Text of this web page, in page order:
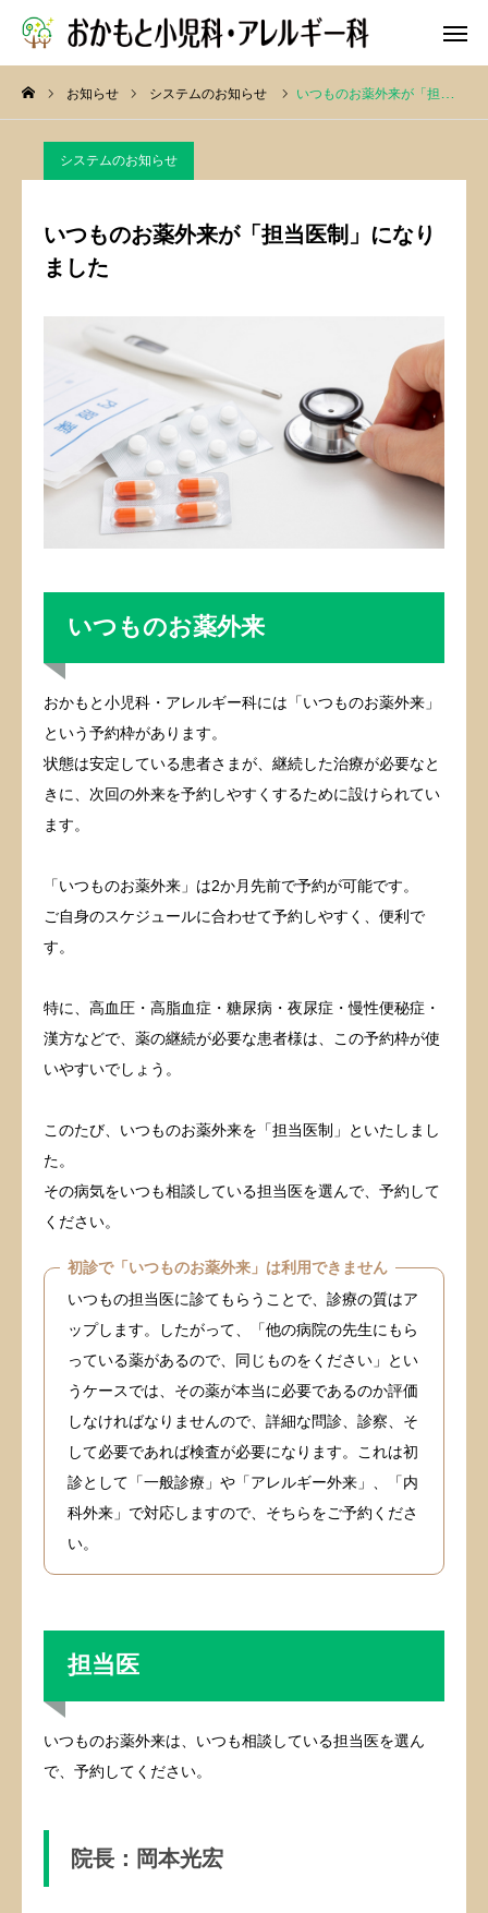
お知らせ システムのお知らせ いつものお薬外来が「担当医制」になりました
システムのお知らせ
いつものお薬外来が「担当医制」になり
ました
いつものお薬外来
おかもと小児科・アレルギー科には「いつものお薬外来」
という予約枠があります。
状態は安定している患者さまが、継続した治療が必要なと
きに、次回の外来を予約しやすくするために設けられてい
ます。
「いつものお薬外来」は2か月先前で予約が可能です。
ご自身のスケジュールに合わせて予約しやすく、便利で
す。
特に、高血圧・高脂血症・糖尿病・夜尿症・慢性便秘症・
漢方などで、薬の継続が必要な患者様は、この予約枠が使
いやすいでしょう。
このたび、いつものお薬外来を「担当医制」といたしまし
た。
その病気をいつも相談している担当医を選んで、予約して
ください。
初診で「いつものお薬外来」は利用できません
いつもの担当医に診てもらうことで、診療の質はア
ップします。したがって、「他の病院の先生にもら
っている薬があるので、同じものをください」とい
うケースでは、その薬が本当に必要であるのか評価
しなければなりませんので、詳細な問診、診察、そ
して必要であれば検査が必要になります。これは初
診として「一般診療」や「アレルギー外来」、「内
科外来」で対応しますので、そちらをご予約くださ
い。
担当医
いつものお薬外来は、いつも相談している担当医を選ん
で、予約してください。
院長：岡本光宏
診療案内
クリニック紹介